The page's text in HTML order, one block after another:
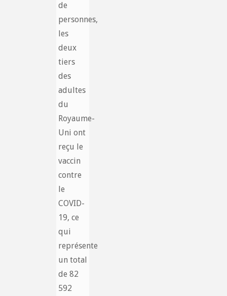
de
personnes,
les
deux
tiers
des
adultes
du
Royaume-
Uni ont
reçu le
vaccin
contre
le
COVID-
19, ce
qui
représente
un total
de 82
592